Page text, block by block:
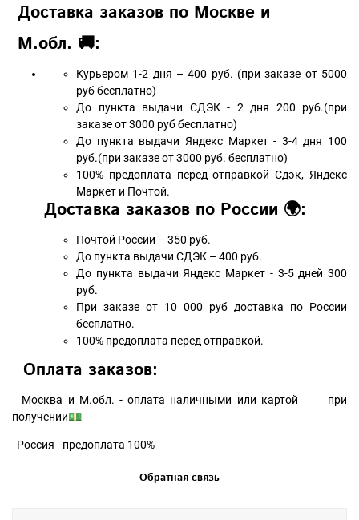
Доставка заказов по Москве и
М.обл. 🚚:
Курьером 1-2 дня – 400 руб. (при заказе от 5000
руб бесплатно)
До пункта выдачи СДЭК - 2 дня 200 руб.(при
заказе от 3000 руб бесплатно)
До пункта выдачи Яндекс Маркет - 3-4 дня 100
руб.(при заказе от 3000 руб. бесплатно)
100% предоплата перед отправкой Сдэк, Яндекс
Маркет и Почтой.
Доставка заказов по России 🌍:
Почтой России – 350 руб.
До пункта выдачи СДЭК – 400 руб.
До пункта выдачи Яндекс Маркет - 3-5 дней 300
руб.
При заказе от 10 000 руб доставка по России
бесплатно.
100% предоплата перед отправкой.
Оплата заказов:
Москва и М.обл. - оплата наличными или картой при
получении💵
Россия - предоплата 100%
Обратная связь